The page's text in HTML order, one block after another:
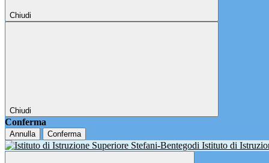
Chiudi
Chiudi
Conferma
Annulla Conferma
Istituto di